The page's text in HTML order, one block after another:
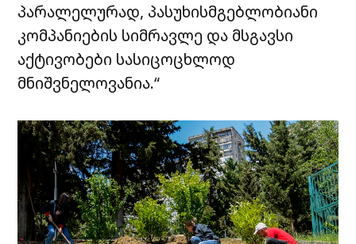
პარალელურად, პასუხისმგებლობიანი
კომპანიების სიმრავლე და მსგავსი
აქტივობები სასიცოცხლოდ
მნიშვნელოვანია.“